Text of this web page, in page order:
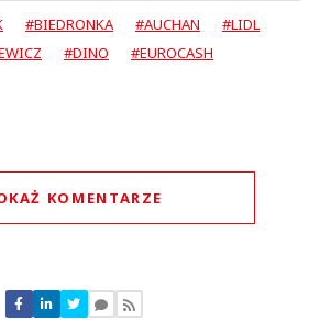
#BIEDRONKA #AUCHAN
#LIDL
#DINO #EUROCASH
KOMENTARZE
Nie znaleziono komentarzy
swoje komentarze